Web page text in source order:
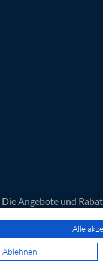
Angebote und
© 2026 1a
Alle
Ablehnen